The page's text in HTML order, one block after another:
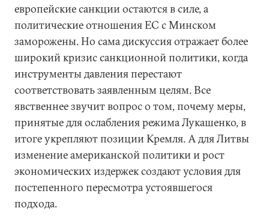
европейские санкции остаются в силе, а
политические отношения ЕС с Минском
заморожены. Но сама дискуссия отражает более
широкий кризис санкционной политики, когда
инструменты давления перестают
соответствовать заявленным целям. Все
явственнее звучит вопрос о том, почему меры,
принятые для ослабления режима Лукашенко, в
итоге укрепляют позиции Кремля. А для Литвы
изменение американской политики и рост
экономических издержек создают условия для
постепенного пересмотра устоявшегося
подхода.